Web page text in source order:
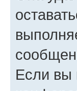
Если вы